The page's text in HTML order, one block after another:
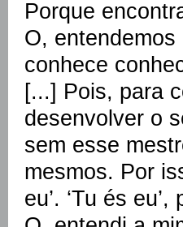
Porque
O, entendemos
conhece
[...] Pois, para
desenvolver o
sem esse
mesmos. Por
eu’. ‘Tu és